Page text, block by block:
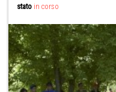
stato in corso